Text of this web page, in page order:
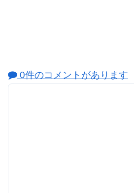
0件のコメントがあります